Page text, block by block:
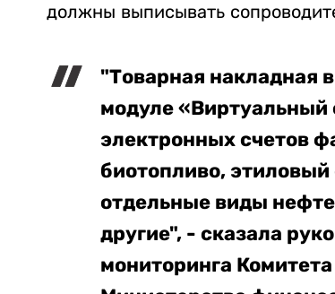
должны выписывать
"Товарная накладная
модуле
электронных счетов
биотопливо,
отдельные виды
другие", - сказала
мониторинга